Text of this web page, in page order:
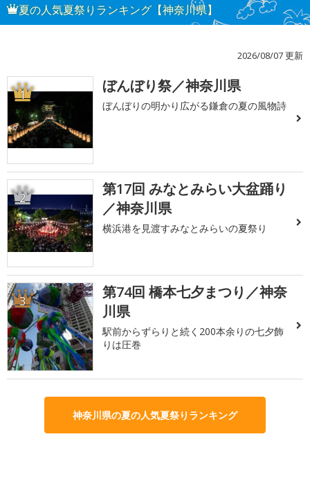
夏の人気夏祭りランキング【神奈川県】
2026/08/07 更新
1 ぼんぼり祭／神奈川県
ぼんぼりの明かり広がる鎌倉の夏の風物詩
2
第17回 みなとみらい大盆踊り
／神奈川県
横浜港を見渡すみなとみらいの夏祭り
3
第74回 橋本七夕まつり／神奈
川県
駅前からずらりと続く200本余りの七夕飾
りは圧巻
神奈川県の夏の人気夏祭りランキング